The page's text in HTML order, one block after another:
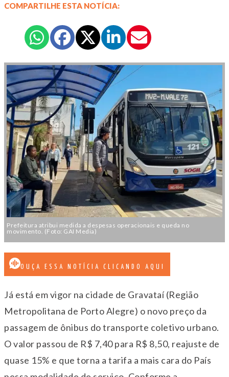
COMPARTILHE ESTA NOTÍCIA:
Prefeitura atribui medida a despesas operacionais e queda no
movimento. (Foto: GAI Media)
OUÇA ESSA NOTÍCIA CLICANDO AQUI
Já está em vigor na cidade de Gravataí (Região
Metropolitana de Porto Alegre) o novo preço da
passagem de ônibus do transporte coletivo urbano.
O valor passou de R$ 7,40 para R$ 8,50, reajuste de
quase 15% e que torna a tarifa a mais cara do País